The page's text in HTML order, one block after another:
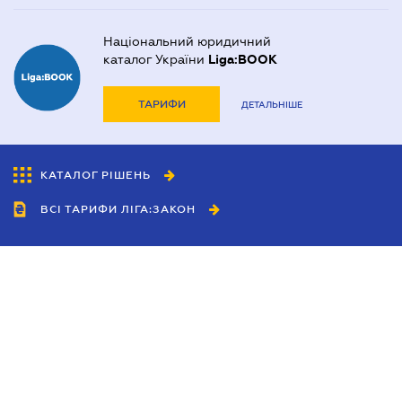
Національний юридичний
каталог України Liga:BOOK
ТАРИФИ ДЕТАЛЬНІШЕ
КАТАЛОГ РІШЕНЬ
ВСІ ТАРИФИ ЛІГА:ЗАКОН